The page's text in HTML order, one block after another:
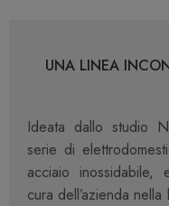
UNA LINEA
Ideata dallo studio
serie di
acciaio inossidabile,
cura dell’azienda